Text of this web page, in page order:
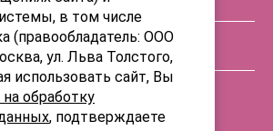
в том числе
(правообладатель: ООО
ул. Льва Толстого,
использовать сайт, Вы
на обработку
, подтверждаете